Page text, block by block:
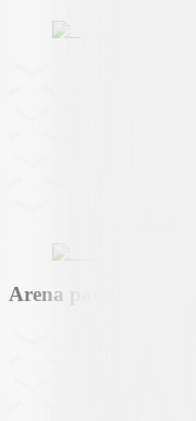
Arena partner